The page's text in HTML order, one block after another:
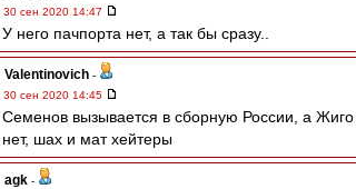
30 сен 2020 14:47
У него пачпорта нет, а так бы сразу..
Valentinovich -
30 сен 2020 14:45
Семенов вызывается в сборную России, а Жиго
нет, шах и мат хейтеры
agk -